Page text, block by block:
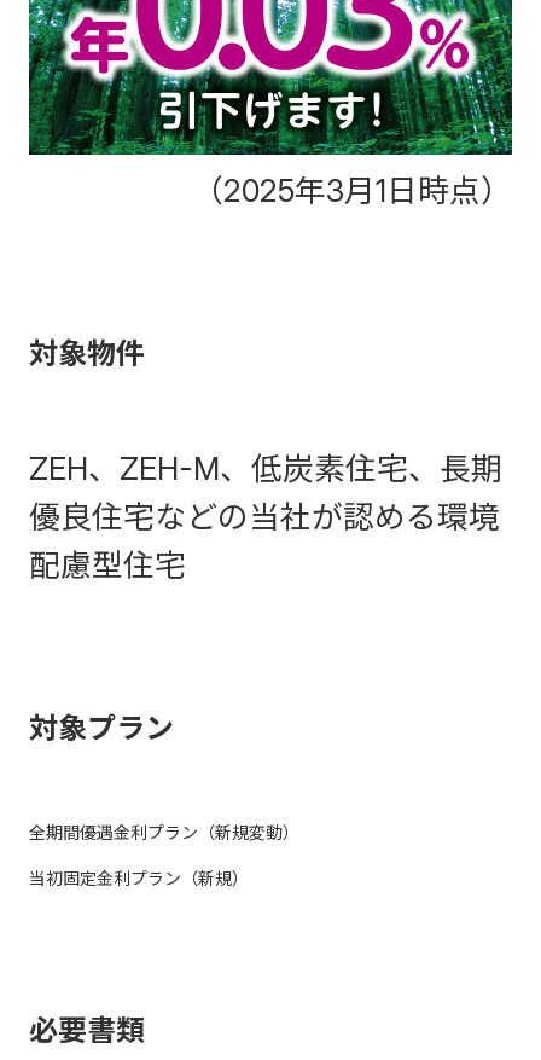
（2025年3月1日時点）
対象物件
ZEH、ZEH-M、低炭素住宅、長期
優良住宅などの当社が認める環境
配慮型住宅
対象プラン
全期間優遇金利プラン（新規変動）
当初固定金利プラン（新規）
必要書類